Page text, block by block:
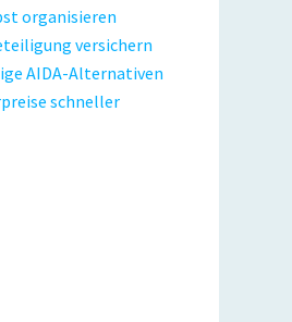
organisieren
versichern
AIDA-Alternativen
schneller